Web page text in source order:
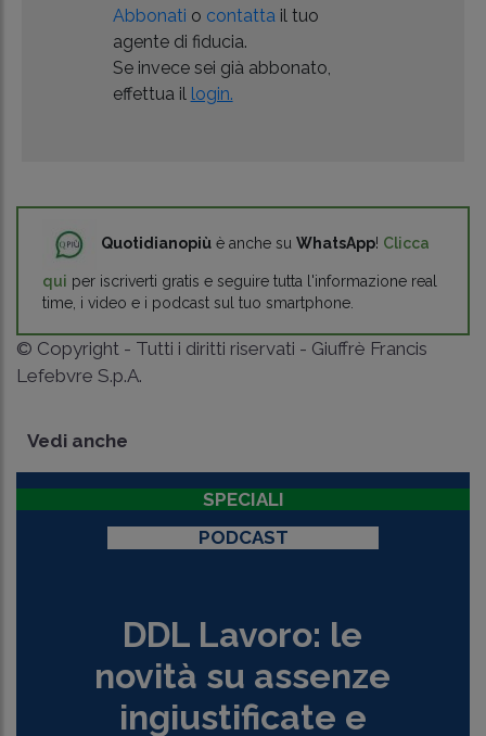
Abbonati o contatta il tuo
agente di fiducia.
Se invece sei già abbonato,
effettua il login.
Quotidianopiù è anche su WhatsApp! Clicca
qui per iscriverti gratis e seguire tutta l'informazione real
time, i video e i podcast sul tuo smartphone.
© Copyright - Tutti i diritti riservati - Giuffrè Francis
Lefebvre S.p.A.
Vedi anche
SPECIALI
PODCAST
DDL Lavoro: le
novità su assenze
ingiustificate e